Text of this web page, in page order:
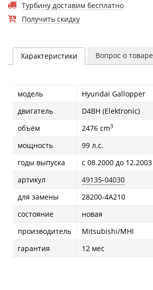
Турбину доставим бесплатно
Получить скидку
Характеристики Вопрос о товаре
модель
Hyundai Gallopper
двигатель
D4BH (Elektronic)
объём
2476 cm3
мощность
99 л.с.
годы выпуска
с 08.2000 до 12.2003
артикул
49135-04030
для замены
28200-4A210
состояние
новая
производитель
Mitsubishi/MHI
гарантия
12 мес